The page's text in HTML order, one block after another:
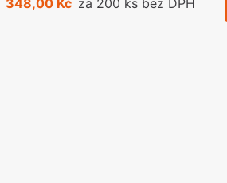
348,00 Kč za 200 ks bez DPH